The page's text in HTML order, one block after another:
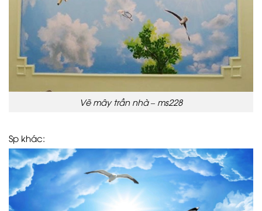
Vẽ mây trần nhà – ms228
Sp khác: